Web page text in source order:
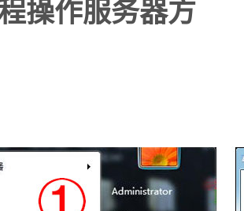
操作服务器方